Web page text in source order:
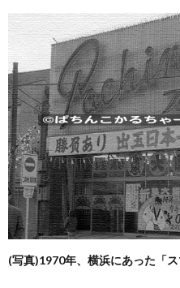
(写真)1970年、横浜にあった「ス